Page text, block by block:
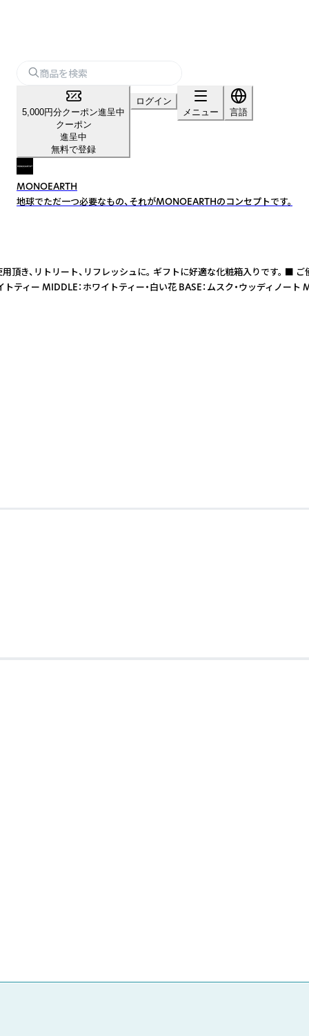
5,000円分クーポン進呈中
クーポン
進呈中
無料で登録
ログイン
メニュー
言語
MONOEARTH
地球でただ一つ必要なもの、それがMONOEARTHのコンセプトです。
リトリート、リフレッシュに。 ギフトに好適な化粧箱入りです
ティー MIDDLE：ホワイトティー・白い花 BASE：ムスク・ウッディノー